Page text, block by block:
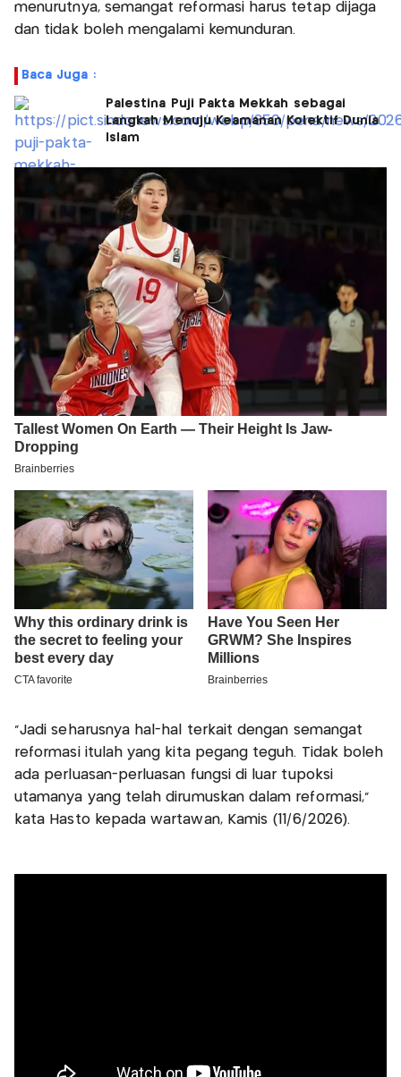
menurutnya, semangat reformasi harus tetap dijaga
dan tidak boleh mengalami kemunduran.
Baca Juga :
Palestina Puji Pakta Mekkah sebagai
Langkah Menuju Keamanan Kolektif Dunia
Islam
"Jadi seharusnya hal-hal terkait dengan semangat
reformasi itulah yang kita pegang teguh. Tidak boleh
ada perluasan-perluasan fungsi di luar tupoksi
utamanya yang telah dirumuskan dalam reformasi,"
kata Hasto kepada wartawan, Kamis (11/6/2026).